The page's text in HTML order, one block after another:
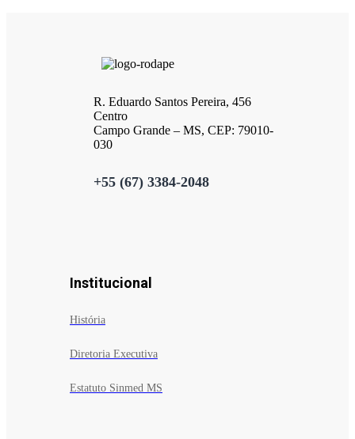
R. Eduardo Santos Pereira, 456
Centro
Campo Grande – MS, CEP: 79010-
030
+55 (67) 3384-2048
Institucional
História
Diretoria Executiva
Estatuto Sinmed MS